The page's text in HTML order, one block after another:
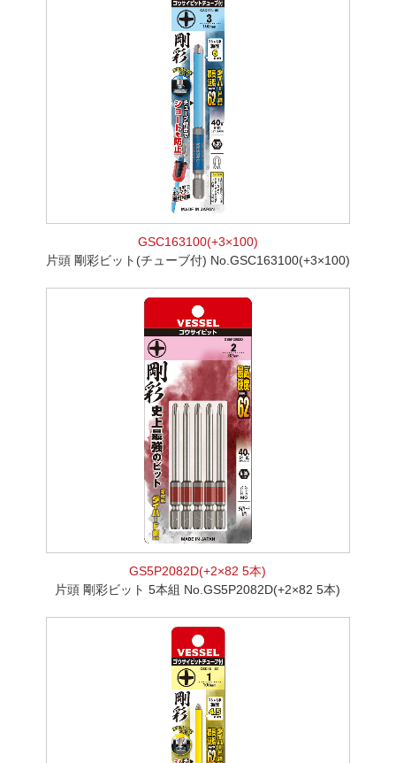
GSC163100(+3×100)
片頭 剛彩ビット(チューブ付) No.GSC163100(+3×100)
GS5P2082D(+2×82 5本)
片頭 剛彩ビット 5本組 No.GS5P2082D(+2×82 5本)